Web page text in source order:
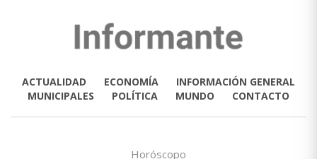
ACTUALIDAD ECONOMÍA
INFORMACIÓN GENERAL
MUNICIPALES
POLÍTICA MUNDO CONTACTO
Horóscopo